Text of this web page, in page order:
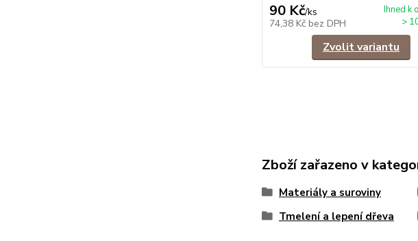
90 Kč/ks
74,38 Kč bez DPH
Ihned k
>
Zvolit variantu
Zboží zařazeno v
Materiály a suroviny
Tmelení a lepení dřeva